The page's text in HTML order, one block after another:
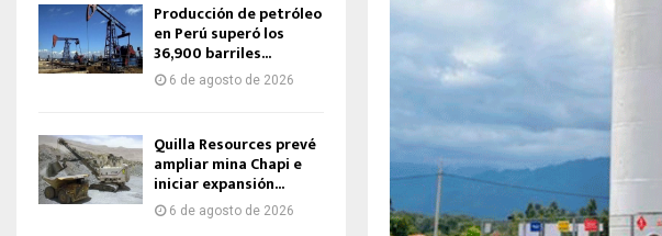
Producción de petróleo
en Perú superó los
36,900 barriles...
6 de agosto de 2026
Quilla Resources prevé
ampliar mina Chapi e
iniciar expansión...
6 de agosto de 2026